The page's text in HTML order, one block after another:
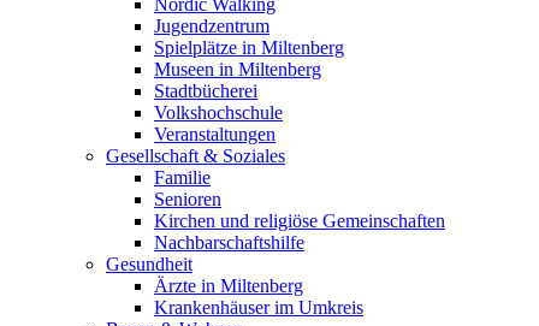
Nordic Walking
Jugendzentrum
Spielplätze in Miltenberg
Museen in Miltenberg
Stadtbücherei
Volkshochschule
Veranstaltungen
Gesellschaft & Soziales
Familie
Senioren
Kirchen und religiöse Gemeinschaften
Nachbarschaftshilfe
Gesundheit
Ärzte in Miltenberg
Krankenhäuser im Umkreis